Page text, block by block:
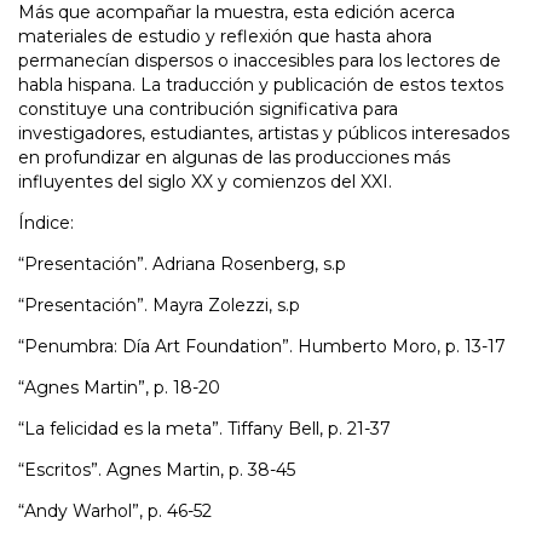
Más que acompañar la muestra, esta edición acerca
materiales de estudio y reflexión que hasta ahora
permanecían dispersos o inaccesibles para los lectores de
habla hispana. La traducción y publicación de estos textos
constituye una contribución significativa para
investigadores, estudiantes, artistas y públicos interesados
en profundizar en algunas de las producciones más
influyentes del siglo XX y comienzos del XXI.
Índice:
“Presentación”. Adriana Rosenberg, s.p
“Presentación”. Mayra Zolezzi, s.p
“Penumbra: Día Art Foundation”. Humberto Moro, p. 13-17
“Agnes Martin”, p. 18-20
“La felicidad es la meta”. Tiffany Bell, p. 21-37
“Escritos”. Agnes Martin, p. 38-45
“Andy Warhol”, p. 46-52